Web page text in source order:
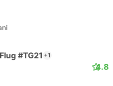
#TG21 +1
4.8